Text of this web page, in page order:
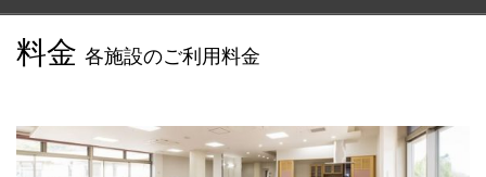
料金 各施設のご利用料金